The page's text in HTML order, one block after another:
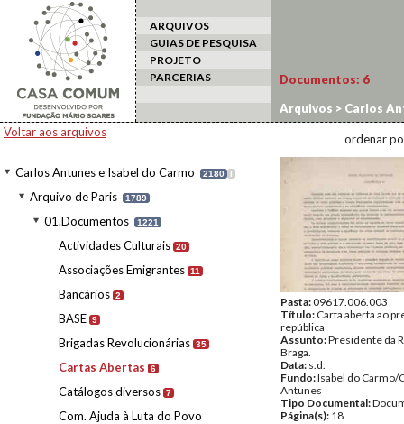
ARQUIVOS
GUIAS DE PESQUISA
PROJETO
PARCERIAS
Voltar aos arquivos
Carlos Antunes e Isabel do Carmo 2180 I
Arquivo de Paris 1789
01.Documentos 1221
Actividades Culturais 20
Associações Emigrantes 11
Bancários 2
BASE 9
Brigadas Revolucionárias 35
Cartas Abertas 6
Catálogos diversos 7
Com. Ajuda à Luta do Povo
Documentos: 6
Arquivos > Carlos
ordenar
Pasta:09617.006.003
Título: Carta aberta ao
república
Assunto:Presidente da
Braga.
Data: s.d.
Fundo:Isabel do Carmo/
Antunes
Tipo Documental:
Página(s): 18